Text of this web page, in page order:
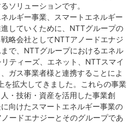
ソリューションです。
ルギー事業、スマートエネルギー
していくために、NTTグループの
略会社としてNTTアノードエナジ
で、NTTグループにおけるエネル
ティーズ、エネット、NTTスマイ
ガス事業者様と連携することによ
を拡大してきました。これらの事業
・技術・資産を活用した事業創
向けたスマートエネルギー事業の
ードエナジーとそのグループであ